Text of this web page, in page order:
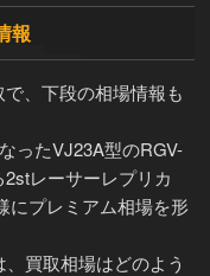
報
、下段の相場情報も
ったVJ23A型のRGV-
レーサーレプリカ
にプレミアム相場を形
買取相場はどのよう